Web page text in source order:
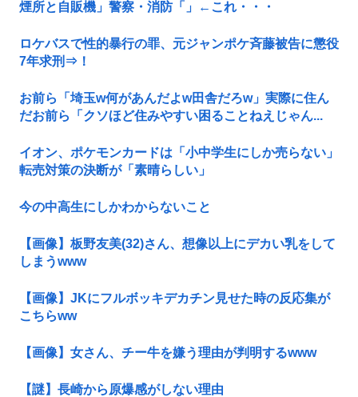
煙所と自販機」警察・消防「」←これ・・・
ロケバスで性的暴行の罪、元ジャンポケ斉藤被告に懲役
7年求刑⇒！
お前ら「埼玉w何があんだよw田舎だろw」実際に住ん
だお前ら「クソほど住みやすい困ることねえじゃん...
イオン、ポケモンカードは「小中学生にしか売らない」
転売対策の決断が「素晴らしい」
今の中高生にしかわからないこと
【画像】板野友美(32)さん、想像以上にデカい乳をして
しまうwww
【画像】JKにフルボッキデカチン見せた時の反応集が
こちらww
【画像】女さん、チー牛を嫌う理由が判明するwww
【謎】長崎から原爆感がしない理由